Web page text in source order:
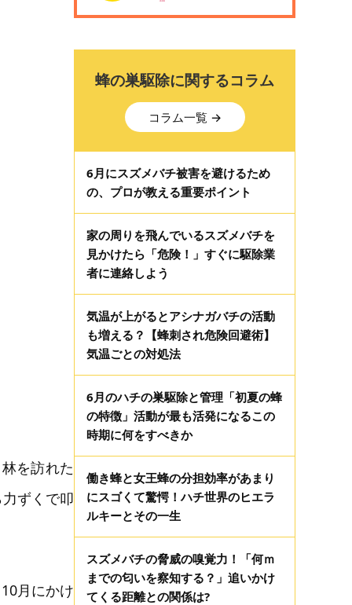
を訪れた
ずくで叩
月にかけ
蜂の巣駆除に関するコラム
コラム一覧 →
6月にスズメバチ被害を避けるため
の、プロが教える重要ポイント
家の周りを飛んでいるスズメバチを
見かけたら「危険！」すぐに駆除業
者に連絡しよう
気温が上がるとアシナガバチの活動
も増える？【蜂刺され危険回避術】
気温ごとの対処法
6月のハチの巣駆除と管理「初夏の蜂
の特徴」活動が最も活発になるこの
時期に何をすべきか
働き蜂と女王蜂の分担効率があまり
にスゴくて驚愕！ハチ世界のヒエラ
ルキーとその一生
スズメバチの脅威の嗅覚力！「何ｍ
までの匂いを察知する？」追いかけ
てくる距離との関係は?